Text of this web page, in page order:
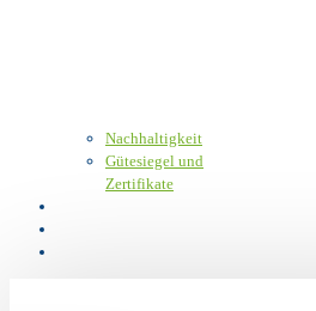
Nachhaltigkeit
Gütesiegel und
Zertifikate